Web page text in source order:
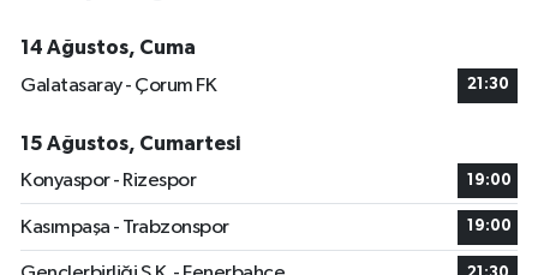
14 Ağustos, Cuma
Galatasaray - Çorum FK
21:30
15 Ağustos, Cumartesi
Konyaspor - Rizespor
19:00
Kasımpaşa - Trabzonspor 19:00